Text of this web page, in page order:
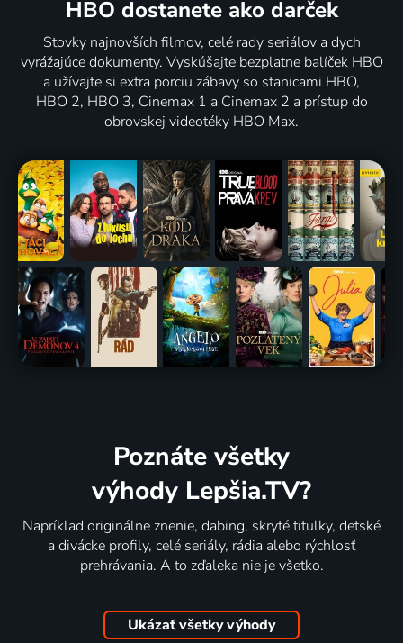
HBO dostanete ako darček
Stovky najnovších filmov, celé rady seriálov a dych
vyrážajúce dokumenty. Vyskúšajte bezplatne balíček HBO
a užívajte si extra porciu zábavy so stanicami HBO,
HBO 2, HBO 3, Cinemax 1 a Cinemax 2 a prístup do
obrovskej videotéky HBO Max.
Poznáte všetky
výhody Lepšia.TV?
Napríklad originálne znenie, dabing, skryté titulky, detské
a divácke profily, celé seriály, rádia alebo rýchlosť
prehrávania. A to zďaleka nie je všetko.
Ukázať všetky výhody